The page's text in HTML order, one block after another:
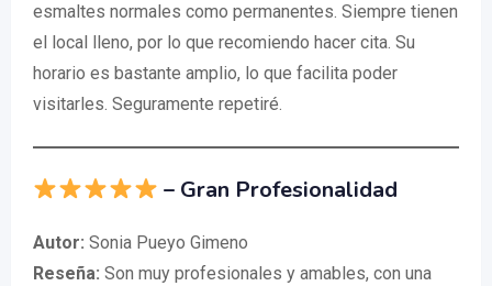
esmaltes normales como permanentes. Siempre tienen
el local lleno, por lo que recomiendo hacer cita. Su
horario es bastante amplio, lo que facilita poder
visitarles. Seguramente repetiré.
– Gran Profesionalidad
Autor: Sonia Pueyo Gimeno
Reseña: Son muy profesionales y amables, con una